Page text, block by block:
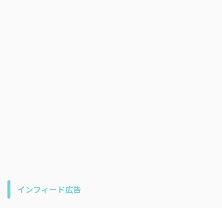
インフィード広告